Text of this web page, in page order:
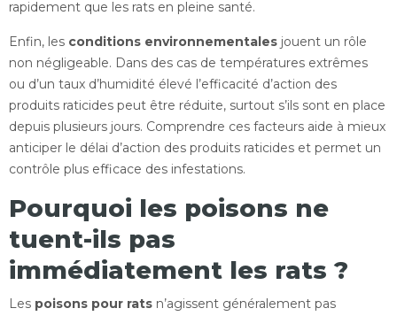
rapidement que les rats en pleine santé.
Enfin, les conditions environnementales jouent un rôle
non négligeable. Dans des cas de températures extrêmes
ou d’un taux d’humidité élevé l’efficacité d’action des
produits raticides peut être réduite, surtout s’ils sont en place
depuis plusieurs jours. Comprendre ces facteurs aide à mieux
anticiper le délai d’action des produits raticides et permet un
contrôle plus efficace des infestations.
Pourquoi les poisons ne
tuent-ils pas
immédiatement les rats ?
Les poisons pour rats n’agissent généralement pas